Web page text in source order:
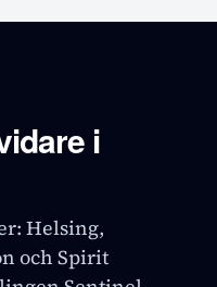
i
Helsing,
och Spirit